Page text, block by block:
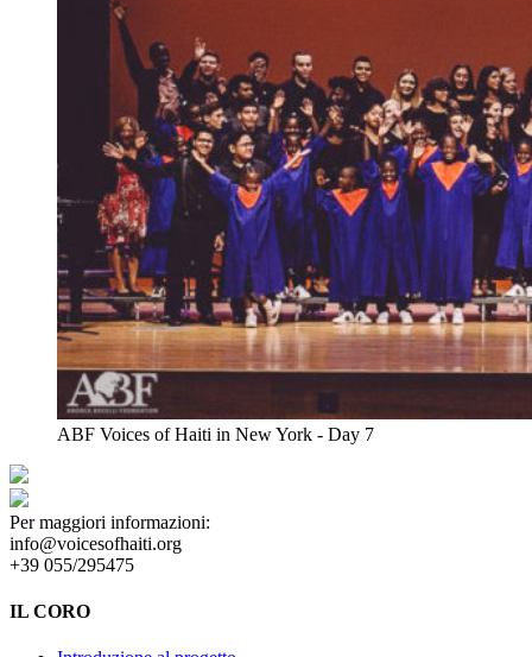
ABF Voices of Haiti in New York - Day 7
Per maggiori informazioni:
info@voicesofhaiti.org
+39 055/295475
IL CORO